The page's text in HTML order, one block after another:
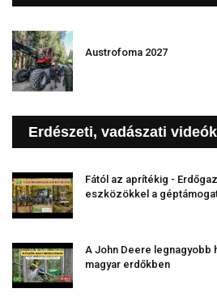
Austrofoma 2027
Erdészeti, vadászati videók
Fától az aprítékig -
eszközökkel a
A John Deere legnagyobb
magyar erdőkben